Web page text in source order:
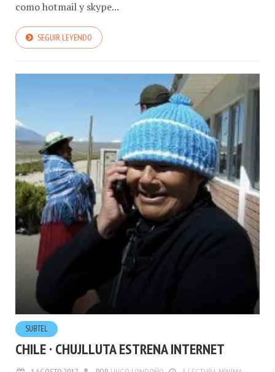
SUBTEL
CHILE · CHUJLLUTA ESTRENA INTERNET
1.AGOSTO.2017 PORHUGO LONDOÑO 3 LECTURA MÍNIMA